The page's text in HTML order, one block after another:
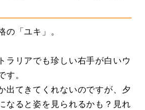
の「ユキ」。
ラリアでも珍しい右手が白いウ
す。
出てきてくれないのですが、夕
なると姿を見られるかも？見れ